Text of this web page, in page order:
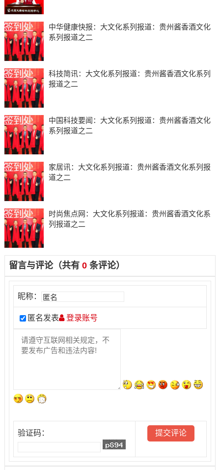
中华健康快报：大文化系列报道：贵州酱香酒文化
系列报道之二
科技简讯：大文化系列报道：贵州酱香酒文化系列
报道之二
中国科技要闻：大文化系列报道：贵州酱香酒文化
系列报道之二
家居讯：大文化系列报道：贵州酱香酒文化系列报
道之二
时尚焦点网：大文化系列报道：贵州酱香酒文化系
列报道之二
留言与评论（共有 0条评论）
昵称：
匿名发表 登录账号
验证码：